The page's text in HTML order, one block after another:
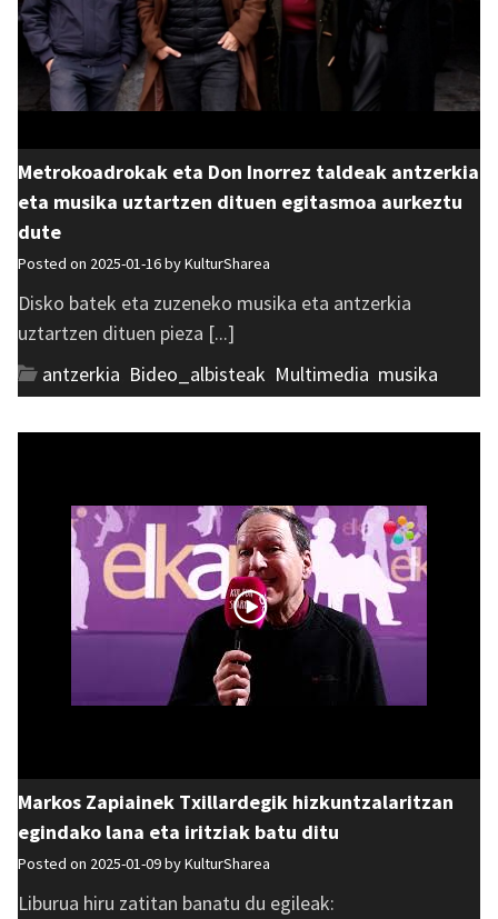
Metrokoadrokak eta Don Inorrez taldeak antzerkia
eta musika uztartzen dituen egitasmoa aurkeztu
dute
Posted on 2025-01-16 byKulturSharea
Disko batek eta zuzeneko musika eta antzerkia
uztartzen dituen pieza [...]
antzerkia Bideo_albisteak Multimedia musika
Markos Zapiainek Txillardegik hizkuntzalaritzan
egindako lana eta iritziak batu ditu
Posted on 2025-01-09 byKulturSharea
Liburua hiru zatitan banatu du egileak: